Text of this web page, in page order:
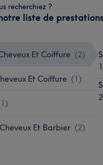
recherchiez ?
liste de prestations
Et Coiffure (2)
Et Coiffure (1)
1)
Et Barbier (2)